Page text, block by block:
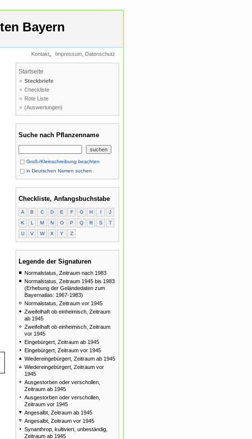
Bayern
Kontakt, Impressum, Datenschutz
Startseite
Steckbriefe
Checkliste
Rote Liste
(Auswertungen)
Suche nach Pflanzenname
Groß-/Kleinschreibung beachten
in Deutschen Namen suchen
Checkliste, Anfangsbuchstabe
A B C D E F G H I
J
K
L M N O P Q R S
T
U
V W X Y Z
Legende der Signaturen
Normalstatus, Zeitraum nach 1983
Normalstatus, Zeitraum 1945 bis 1983
(Erhebung der Geländedaten zum
Bayernatlas: 1967-1983)
Normalstatus, Zeitraum vor 1945
Zweifelhaft ob einheimisch, Zeitraum
ab 1945
Zweifelhaft ob einheimisch, Zeitraum
vor 1945
Eingebürgert, Zeitraum ab 1945
Eingebürgert, Zeitraum vor 1945
Wiedereingebürgert, Zeitraum ab 1945
Wiedereingebürgert, Zeitraum vor
1945
Ausgestorben oder verschollen,
Zeitraum ab 1945
Ausgestorben oder verschollen,
Zeitraum vor 1945
Angesalbt, Zeitraum ab 1945
Angesalbt, Zeitraum vor 1945
Synanthrop, kultiviert, unbeständig,
Zeitraum ab 1945